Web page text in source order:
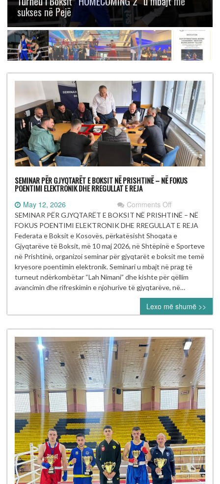
gjashtë medalje
SEMINAR PËR GJYQTARËT E BOKSIT NË PRISHTINË – NË FOKUS
POENTIMI ELEKTRONIK DHE RREGULLAT E REJA
May 12, 2026 Comments Offon
SEMINAR
PËR
GJYQTARËT
E
BOKSIT
NË
PRISHTINË
–
NË
FOKUS
POENTIMI
ELEKTRONIK
DHE
RREGULLAT
E
REJA
SEMINAR PËR GJYQTARËT E BOKSIT NË PRISHTINË – NË
FOKUS POENTIMI ELEKTRONIK DHE RREGULLAT E REJA
Federata e Boksit e Kosovës, përkatësisht Shoqata e
Gjyqtarëve të Boksit, më 10 maj 2026, në Shtëpinë e Sporteve
në Prishtinë, organizoi seminar për gjyqtarët e boksit me temë
kryesore poentimin elektronik. Seminari u mbajt në prag të
turneut ndërkombëtar “Lah Nimani” dhe kishte për qëllim
avancimin dhe rifreskimin e njohurive të gjyqtarëve, në…
Lexo më shumë >>